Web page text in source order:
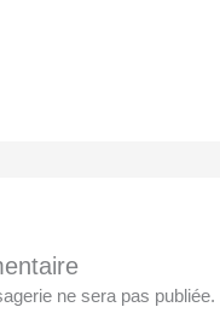
ne sera pas publiée.